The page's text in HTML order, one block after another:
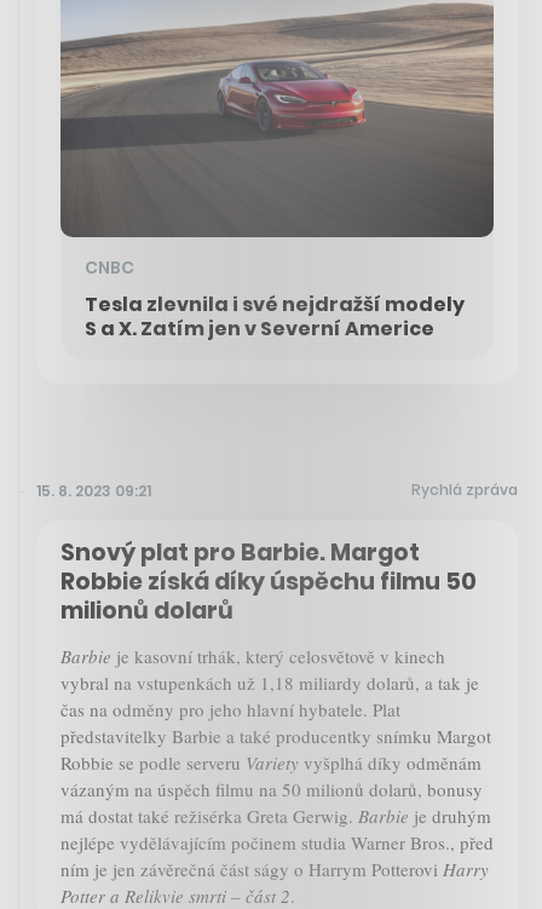
CNBC
Tesla zlevnila i své nejdražší modely
S a X. Zatím jen v Severní Americe
15. 8. 2023 09:21 Rychlá zpráva
Snový plat pro Barbie. Margot
Robbie získá díky úspěchu filmu 50
milionů dolarů
Barbie je kasovní trhák, který celosvětově v kinech
vybral na vstupenkách už 1,18 miliardy dolarů, a tak je
čas na odměny pro jeho hlavní hybatele. Plat
představitelky Barbie a také producentky snímku Margot
Robbie se podle serveru Variety vyšplhá díky odměnám
vázaným na úspěch filmu na 50 milionů dolarů, bonusy
má dostat také režisérka Greta Gerwig. Barbie je druhým
nejlépe vydělávajícím počinem studia Warner Bros., před
ním je jen závěrečná část ságy o Harrym Potterovi Harry
Potter a Relikvie smrti – část 2.